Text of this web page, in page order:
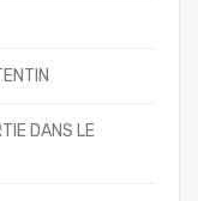
DANS LE